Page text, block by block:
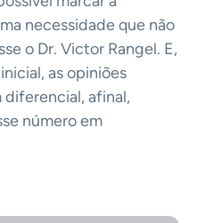
necessidade que não
o Dr. Victor Rangel. E,
as opiniões
diferencial, afinal,
número em